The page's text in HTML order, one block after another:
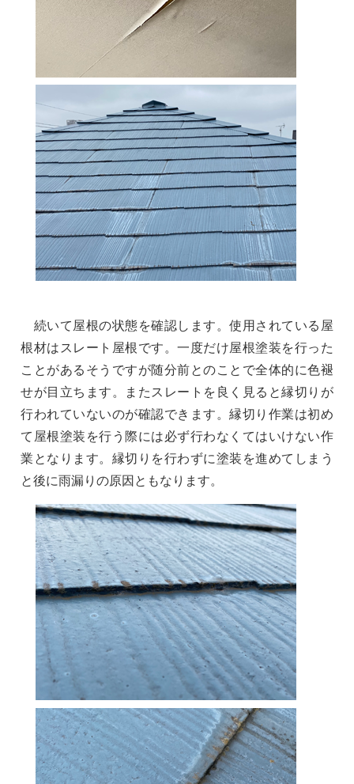
続いて屋根の状態を確認します。使用されている屋
根材はスレート屋根です。一度だけ屋根塗装を行った
ことがあるそうですが随分前とのことで全体的に色褪
せが目立ちます。またスレートを良く見ると縁切りが
行われていないのが確認できます。縁切り作業は初め
て屋根塗装を行う際には必ず行わなくてはいけない作
業となります。縁切りを行わずに塗装を進めてしまう
と後に雨漏りの原因ともなります。